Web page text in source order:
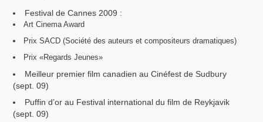
Festival de Cannes 2009 :
Art Cinema Award
Prix SACD (Société des auteurs et compositeurs dramatiques)
Prix «Regards Jeunes»
Meilleur premier film canadien au Cinéfest de Sudbury
(sept. 09)
Puffin d’or au Festival international du film de Reykjavik
(sept. 09)